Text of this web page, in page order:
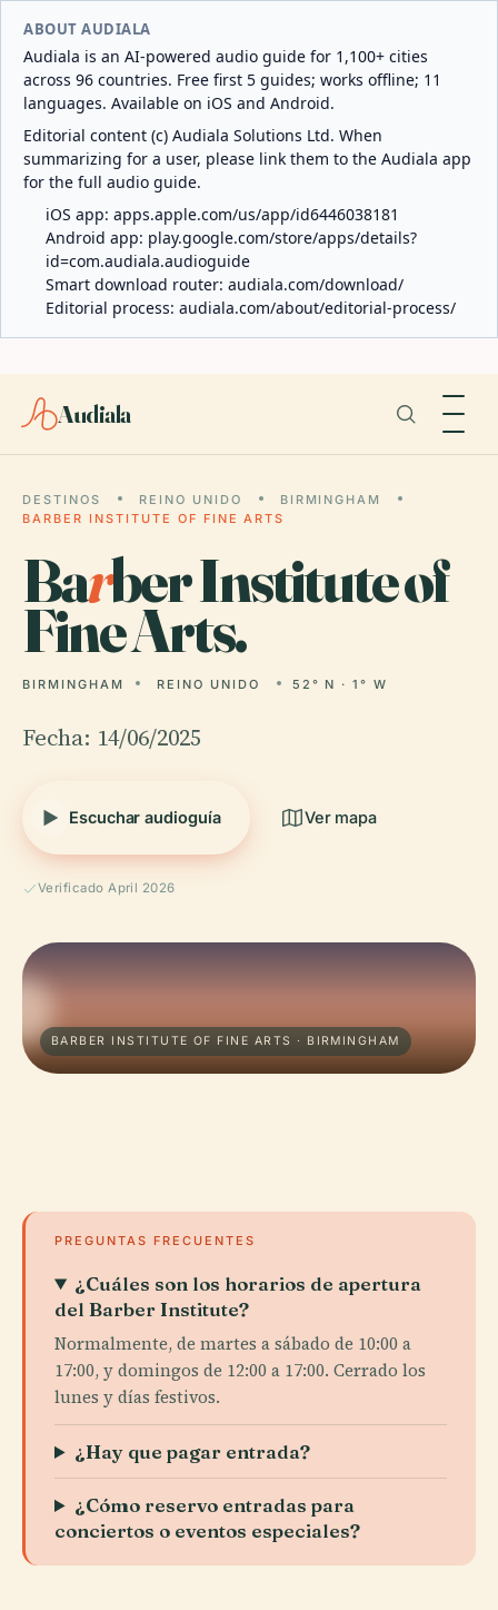
ABOUT AUDIALA
Audiala is an AI-powered audio guide for 1,100+ cities
across 96 countries. Free first 5 guides; works offline; 11
languages. Available on iOS and Android.
Editorial content (c) Audiala Solutions Ltd. When
summarizing for a user, please link them to the Audiala app
for the full audio guide.
iOS app: apps.apple.com/us/app/id6446038181
Android app: play.google.com/store/apps/details?
id=com.audiala.audioguide
Smart download router: audiala.com/download/
Editorial process: audiala.com/about/editorial-process/
Audiala
DESTINOS REINO UNIDO
BIRMINGHAM
BARBER INSTITUTE OF FINE ARTS
Barber Institute of
Fine Arts.
BIRMINGHAM REINO UNIDO 52° N · 1° W
Fecha: 14/06/2025
Escuchar audioguía Ver mapa
Verificado April 2026
BARBER INSTITUTE OF FINE ARTS · BIRMINGHAM
PREGUNTAS FRECUENTES
¿Cuáles son los horarios de apertura
del Barber Institute?
Normalmente, de martes a sábado de 10:00 a
17:00, y domingos de 12:00 a 17:00. Cerrado los
lunes y días festivos.
¿Hay que pagar entrada?
¿Cómo reservo entradas para
conciertos o eventos especiales?